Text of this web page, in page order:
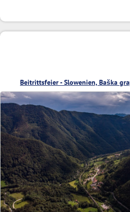
Beitrittsfeier - Slowenien, Baška